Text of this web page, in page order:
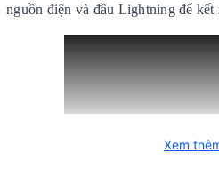
nguồn điện và đầu Lightning để
Xem